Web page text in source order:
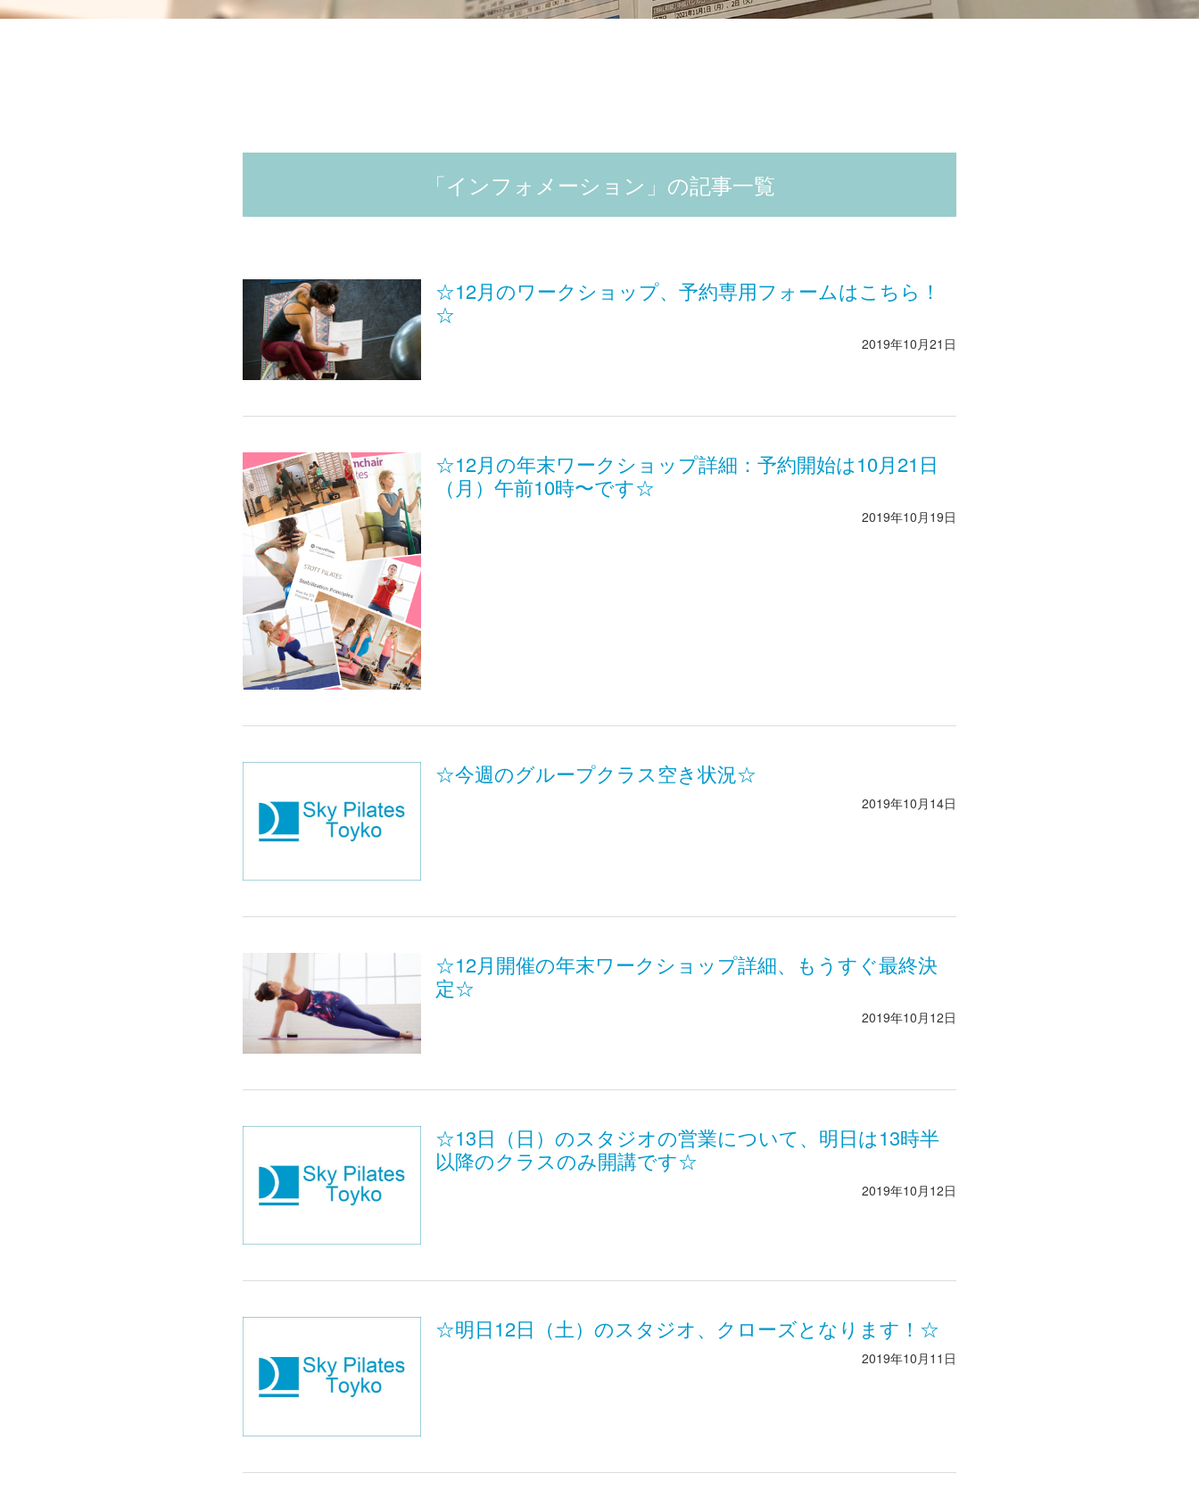
「インフォメーション」の記事一覧
☆12月のワークショップ、予約専用フォームはこちら！
☆
2019年10月21日
☆12月の年末ワークショップ詳細：予約開始は10月21日
（月）午前10時〜です☆
2019年10月19日
☆今週のグループクラス空き状況☆
2019年10月14日
☆12月開催の年末ワークショップ詳細、もうすぐ最終決
定☆
2019年10月12日
☆13日（日）のスタジオの営業について、明日は13時半
以降のクラスのみ開講です☆
2019年10月12日
☆明日12日（土）のスタジオ、クローズとなります！☆
2019年10月11日